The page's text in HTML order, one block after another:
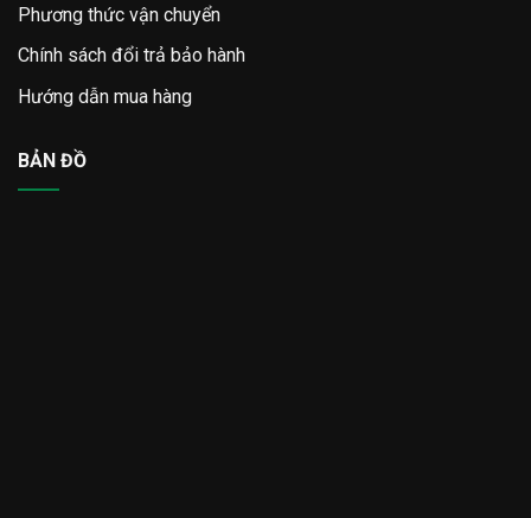
Phương thức vận chuyển
Chính sách đổi trả bảo hành
Hướng dẫn mua hàng
BẢN ĐỒ